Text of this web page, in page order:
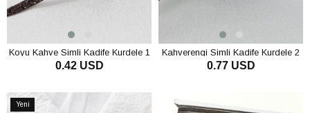
Koyu Kahve Simli Kadife Kurdele 1
cm
0.42 USD
Kahverengi Simli Kadife Kurdele 2
cm
0.77 USD
Yeni